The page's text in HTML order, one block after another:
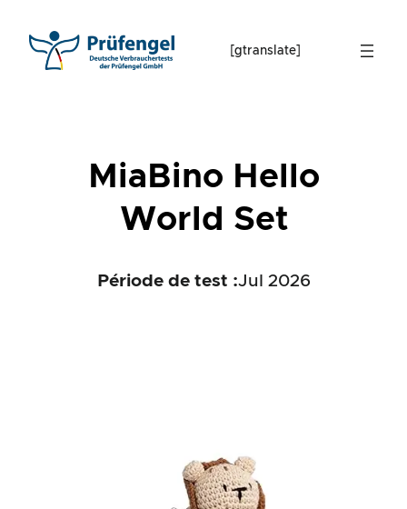
content
[gtranslate]
MiaBino Hello
World Set
Période de test :Jul 2026